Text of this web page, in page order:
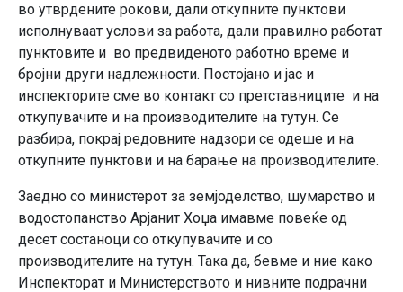
во утврдените рокови, дали откупните пунктови
исполнуваат услови за работа, дали правилно работат
пунктовите и во предвиденото работно време и
бројни други надлежности. Постојано и јас и
инспекторите сме во контакт со претставниците и на
откупувачите и на производителите на тутун. Се
разбира, покрај редовните надзори се одеше и на
откупните пунктови и на барање на производителите.
Заедно со министерот за земјоделство, шумарство и
водостопанство Арјанит Хоџа имавме повеќе од
десет состаноци со откупувачите и со
производителите на тутун. Така да, бевме и ние како
Инспекторат и Министерството и нивните подрачни